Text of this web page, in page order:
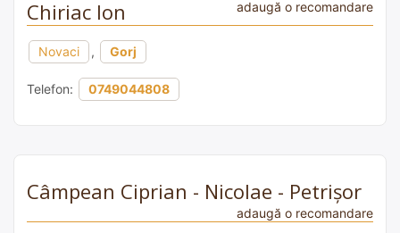
Chiriac Ion adaugă o recomandare
Novaci , Gorj
Telefon: 0749044808
Câmpean Ciprian - Nicolae - Petrişor
adaugă o recomandare